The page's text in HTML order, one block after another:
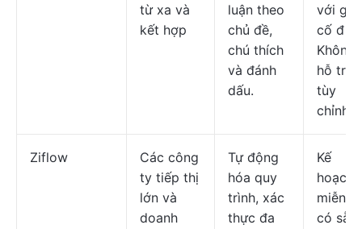
từ xa và
kết hợp
luận theo
chủ đề,
chú thích
và đánh
dấu.
với giá
cố
Không
hỗ trợ
tùy
chỉnh.
Ziflow
Các công
ty tiếp thị
lớn và
doanh
Tự động
hóa quy
trình, xác
thực đa
Kế
hoạch
miễn
có sẵn;